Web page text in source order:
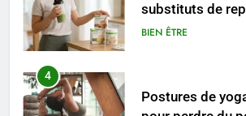
substituts de
conseils pratiques
BIEN ÊTRE
4
Postures de